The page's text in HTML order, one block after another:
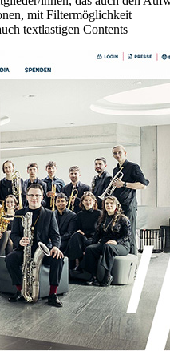
mit Filtermöglichkeit
textlastigen Contents